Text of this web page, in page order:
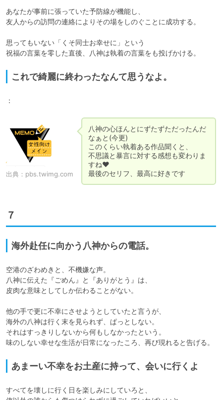
あなたが事前に張っていた予防線が機能し、
友人からの訪問の連絡によりその場をしのぐことに成功する。
思ってもいない「くそ同士お幸せに」という
これで綺麗に終わったなんて思うなよ。
：
出典： pbs.twimg.com
八神の心ほんとにずたずただったんだ
なぁと(今更)
このくらい執着ある作品聞くと、
不思議と暴言に対する感想も変わりま
すね♥
最後のセリフ、最高に好きです
７
海外赴任に向かう八神からの電話。
空港のざわめきと、不機嫌な声。
八神に伝えた『ごめん』と『ありがとう』は、
皮肉な意味としてしか伝わることがない。
他の手で更に不幸にさせようとしていたと言うが、
海外の八神は行く末を見られず、ぱっとしない。
それはすっきりしないから何もしなかったという。
味のしない幸せな生活が日常になったころ、再び現れると告げる。
あまーい不幸をお土産に持って、会いに行くよ
すべてを壊しに行く日を楽しみにしていろと、